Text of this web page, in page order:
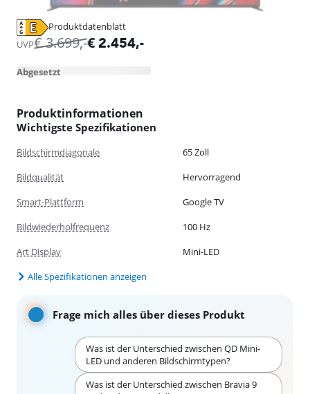
Produktdatenblatt
wird in neuem Tab geöffnet
UVP€3.699,-€ 2.454,-
Abgesetzt
Produktinformationen
Wichtigste Spezifikationen
Bildschirmdiagonale
65 Zoll
Bildqualität
Hervorragend
Smart-Plattform
Google TV
Bildwiederholfrequenz
100 Hz
Art Display
Mini-LED
Alle Spezifikationen anzeigen
Frage mich alles über dieses Produkt
Was ist der Unterschied zwischen QD Mini-
LED und anderen Bildschirmtypen?
Was ist der Unterschied zwischen Bravia 9